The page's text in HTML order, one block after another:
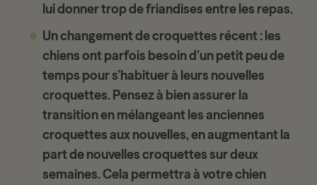
lui donner trop de friandises entre les repas.
Un changement de croquettes récent: les
chiens ont parfois besoin d’un petit peu de
temps pour s’habituer à leurs nouvelles
croquettes. Pensez à bien assurer la
transition en mélangeant les anciennes
croquettes aux nouvelles, en augmentant la
part de nouvelles croquettes sur deux
semaines. Cela permettra à votre chien